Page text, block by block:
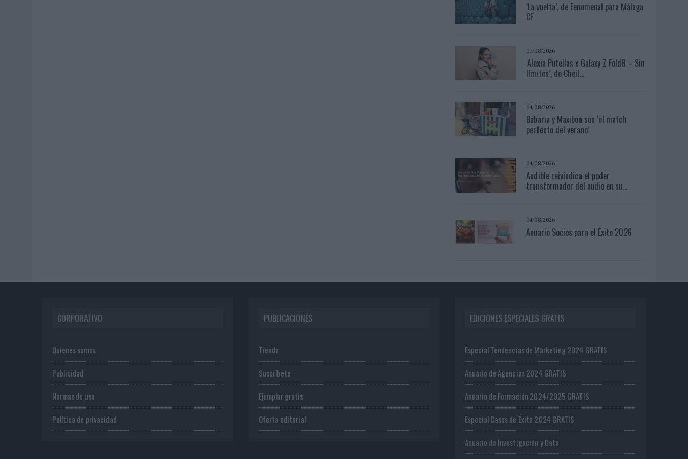
‘La vuelta’, de Fenomenal para Málaga
CF
07/08/2026
‘Alexia Putellas x Galaxy Z Fold8 – Sin
límites’, de Cheil...
04/08/2026
Babaria y Maxibon son ‘el match
perfecto del verano’
04/08/2026
Audible reivindica el poder
transformador del audio en su...
04/08/2026
Anuario Socios para el Éxito 2026
CORPORATIVO
Quienes somos
Publicidad
Normas de uso
Política de privacidad
PUBLICACIONES
Tienda
Suscríbete
Ejemplar gratis
Oferta editorial
EDICIONES ESPECIALES GRATIS
Especial Tendencias de Marketing 2024 GRATIS
Anuario de Agencias 2024 GRATIS
Anuario de Formación 2024/2025 GRATIS
Especial Casos de Éxito 2024 GRATIS
Anuario de Investigación y Data